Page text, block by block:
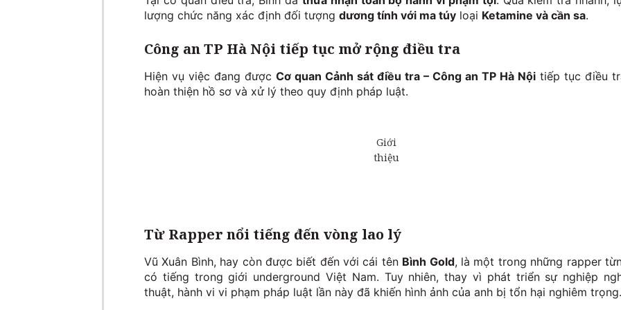
lượng chức năng xác định đối tượng dương tính với ma túy loại Ketamine và cần sa.
Công an TP Hà Nội tiếp tục mở rộng điều tra
Hiện vụ việc đang được Cơ quan Cảnh sát điều tra – Công an TP Hà Nội tiếp tục điều
hoàn thiện hồ sơ và xử lý theo quy định pháp luật.
Từ Rapper nổi tiếng đến vòng lao lý
Vũ Xuân Bình, hay còn được biết đến với cái tên Bình Gold, là một trong những rapper
có tiếng trong giới underground Việt Nam. Tuy nhiên, thay vì phát triển sự nghiệp
thuật, hành vi vi phạm pháp luật lần này đã khiến hình ảnh của anh bị tổn hại nghiêm trọng.